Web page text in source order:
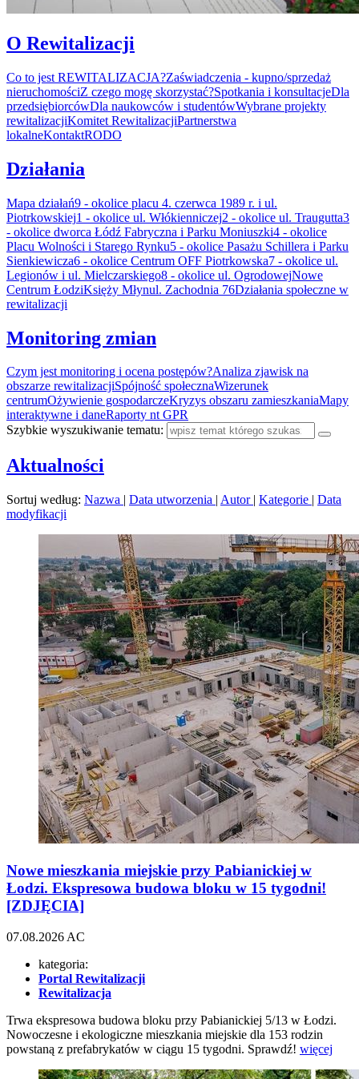
O Rewitalizacji
Co to jest REWITALIZACJA?Zaświadczenia - kupno/sprzedaż
nieruchomościZ czego mogę skorzystać?Spotkania i konsultacjeDla
przedsiębiorcówDla naukowców i studentówWybrane projekty
rewitalizacjiKomitet RewitalizacjiPartnerstwa
lokalneKontaktRODO
Działania
Mapa działań9 - okolice placu 4. czerwca 1989 r. i ul.
Piotrkowskiej1 - okolice ul. Włókienniczej2 - okolice ul. Traugutta3
- okolice dworca Łódź Fabryczna i Parku Moniuszki4 - okolice
Placu Wolności i Starego Rynku5 - okolice Pasażu Schillera i Parku
Sienkiewicza6 - okolice Centrum OFF Piotrkowska7 - okolice ul.
Legionów i ul. Mielczarskiego8 - okolice ul. OgrodowejNowe
Centrum ŁodziKsięży Młynul. Zachodnia 76Działania społeczne w
rewitalizacji
Monitoring zmian
Czym jest monitoring i ocena postępów?Analiza zjawisk na
obszarze rewitalizacjiSpójność społecznaWizerunek
centrumOżywienie gospodarczeKryzys obszaru zamieszkaniaMapy
interaktywne i daneRaporty nt GPR
Szybkie wyszukiwanie tematu:
Aktualności
Sortuj według: Nazwa | Data utworzenia | Autor | Kategorie | Data
modyfikacji
Nowe mieszkania miejskie przy Pabianickiej w
Łodzi. Ekspresowa budowa bloku w 15 tygodni!
[ZDJĘCIA]
07.08.2026 AC
kategoria:
Portal Rewitalizacji
Rewitalizacja
Trwa ekspresowa budowa bloku przy Pabianickiej 5/13 w Łodzi.
Nowoczesne i ekologiczne mieszkania miejskie dla 153 rodzin
powstaną z prefabrykatów w ciągu 15 tygodni. Sprawdź! więcej